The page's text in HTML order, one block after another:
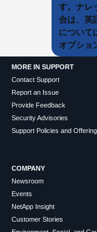
す。ナレ
合は、英
について
オプショ
MORE IN SUPPORT
Contact Support
Report an Issue
Provide Feedback
Security Advisories
Support Policies and
COMPANY
Newsroom
Events
NetApp Insight
Customer Stories